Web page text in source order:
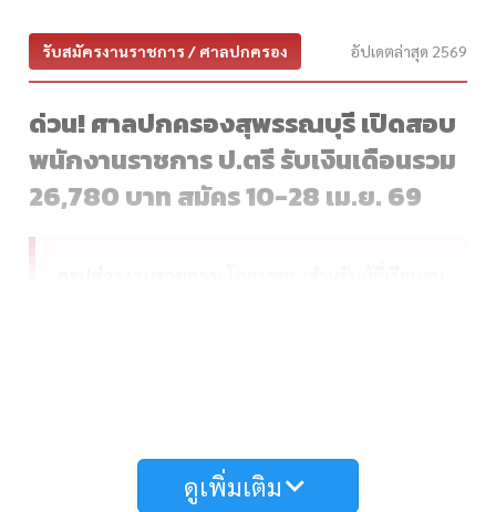
รับสมัครงานราชการ / ศาลปกครอง อัปเดตล่าสุด 2569
ด่วน! ศาลปกครองสุพรรณบุรี เปิดสอบ
พนักงานราชการ ป.ตรี รับเงินเดือนรวม
26,780 บาท สมัคร 10-28 เม.ย. 69
ตอบแทนพิเศษรวมสูงถึง 26,780 บาทต่อเดือน โดย
ดูเพิ่มเติม